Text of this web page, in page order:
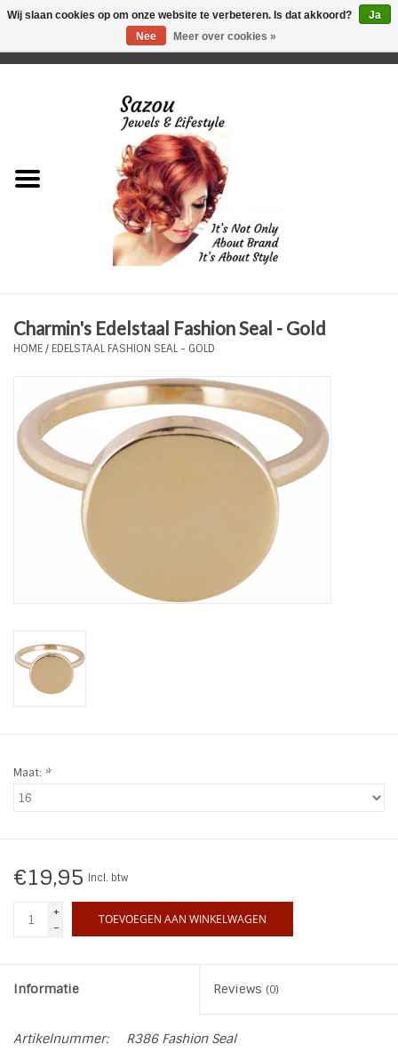
Just for Him
Plus Size Sieraden
Enkelbandjes
Tassen en meer
Haaraccesoires
Zonnebrillen
Charmin*s
SALE
Charmin's Edelstaal Fashion Seal - Gold
HOME/ EDELSTAAL FASHION SEAL - GOLD
Maat: *
€19,95 Incl. btw
+
-
TOEVOEGEN AAN WINKELWAGEN
Informatie Reviews (0)
Artikelnummer:
R386 Fashion Seal
Wij slaan cookies op om onze website te verbeteren. Is dat akkoord?
Ja
Nee
Meer over cookies »